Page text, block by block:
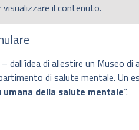
visualizzare il contenuto.
di allestire un Museo di
di salute mentale. Un
della salute mentale“.